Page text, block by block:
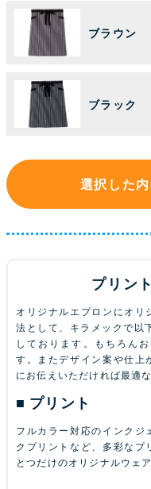
ブラウン
ブラック
選択した
プリン
オリジナルエプロンにオリ
法として、キラメックで以
しております。もちろん
す。またデザイン案や仕上
にお伝えいただければ最適
プリント
フルカラー対応のインクジ
クプリントなど、多彩なプ
とつだけのオリジナルウェ